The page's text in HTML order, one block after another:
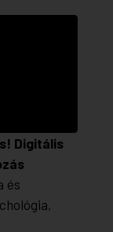
Digitális
és